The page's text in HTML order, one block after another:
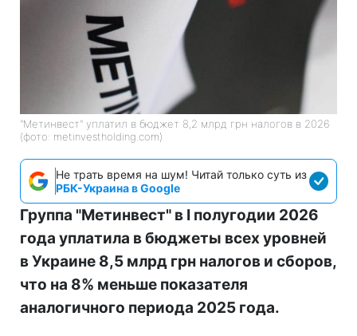
"Метинвест" уплатил в бюджет 8,2 млрд грн налогов в 2026
(фото: metinvestholding.com)
Не трать время на шум! Читай только суть из
РБК-Украина в Google
Группа "Метинвест" в I полугодии 2026
года уплатила в бюджеты всех уровней
в Украине 8,5 млрд грн налогов и сборов,
что на 8% меньше показателя
аналогичного периода 2025 года.